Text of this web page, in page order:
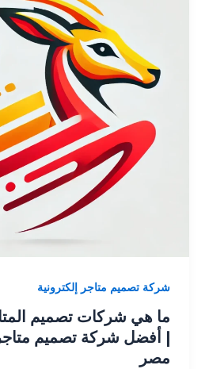
شركة تصميم متاجر إلكترونية
ما هي شركات تصميم المتاجر
| أفضل شركة تصميم متاجر
مصر